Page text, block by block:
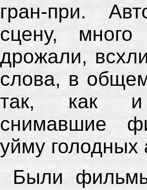
гран-при.
сцену,
дрожали,
слова, в
так, как
снимавшие
уйму голодных
Были